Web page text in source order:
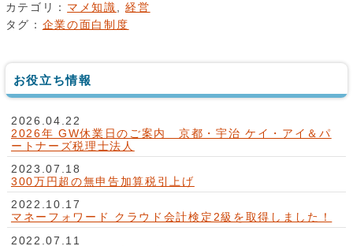
カテゴリ： マメ知識 ,経営
タグ： 企業の面白制度
お役立ち情報
2026.04.22
2026年 GW休業日のご案内 京都・宇治 ケイ・アイ＆パ
ートナーズ税理士法人
2023.07.18
300万円超の無申告加算税引上げ
2022.10.17
マネーフォワード クラウド会計検定2級を取得しました！
2022.07.11